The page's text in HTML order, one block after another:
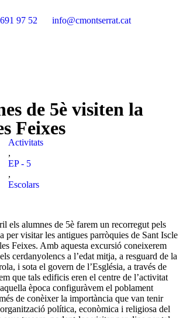
97 52 info@cmontserrat.cat
de 5è visiten la
Feixes
Activitats
,
EP - 5
,
Escolars
els alumnes de 5è farem un recorregut pels
per visitar les antigues parròquies de Sant Iscle
Feixes. Amb aquesta excursió coneixerem
cerdanyolencs a l’edat mitja, a resguard de la
i sota el govern de l’Església, a través de
que tals edificis eren el centre de l’activitat
època configuràvem el poblament
de conèixer la importància que van tenir
política, econòmica i religiosa del